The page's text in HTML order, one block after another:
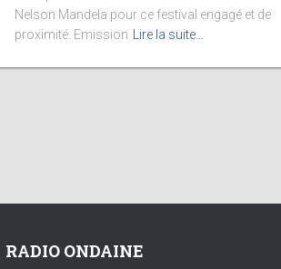
Nelson Mandela pour ce festival engagé et de
proximité. Emission
Lire la suite…
RADIO ONDAINE